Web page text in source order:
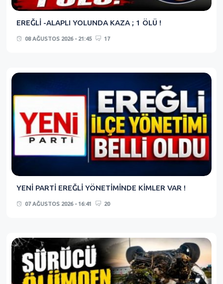
EREĞLİ -ALAPLI YOLUNDA KAZA ; 1 ÖLÜ !
08 AĞUSTOS 2026 - 21:45 17
YENİ PARTİ EREĞLİ YÖNETİMİNDE KİMLER VAR !
07 AĞUSTOS 2026 - 16:41 20